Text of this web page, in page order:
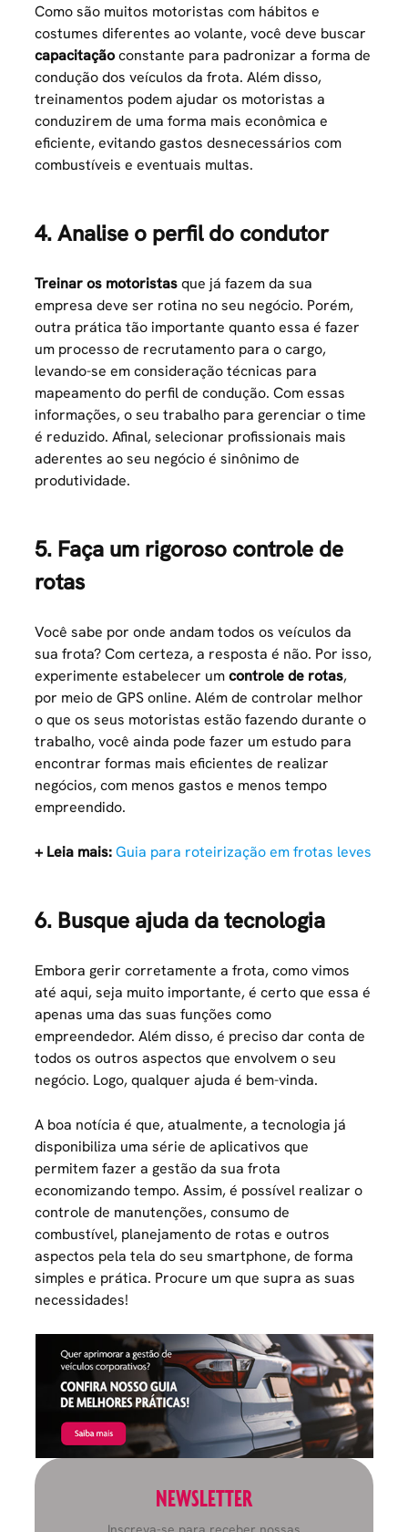
Como são muitos motoristas com hábitos e
costumes diferentes ao volante, você deve buscar
capacitaçãoconstante para padronizar a forma de
condução dos veículos da frota. Além disso,
treinamentos podem ajudar os motoristas a
conduzirem de uma forma mais econômica e
eficiente, evitando gastos desnecessários com
combustíveis e eventuais multas.
4. Analise o perfil do condutor
Treinar os motoristasque já fazem da sua
empresa deve ser rotina no seu negócio. Porém,
outra prática tão importante quanto essa é fazer
um processo de recrutamento para o cargo,
levando-se em consideração técnicas para
mapeamento do perfil de condução. Com essas
informações, o seu trabalho para gerenciar o time
é reduzido. Afinal, selecionar profissionais mais
aderentes ao seu negócio é sinônimo de
produtividade.
5. Faça um rigoroso controle de
rotas
Você sabe por onde andam todos os veículos da
sua frota? Com certeza, a resposta é não. Por isso,
experimente estabelecer umcontrole de rotas,
por meio de GPS online. Além de controlar melhor
o que os seus motoristas estão fazendo durante o
trabalho, você ainda pode fazer um estudo para
encontrar formas mais eficientes de realizar
negócios, com menos gastos e menos tempo
empreendido.
+ Leia mais:Guia para roteirização em frotas leves
6. Busque ajuda da tecnologia
Embora gerir corretamente a frota, como vimos
até aqui, seja muito importante, é certo que essa é
apenas uma das suas funções como
empreendedor. Além disso, é preciso dar conta de
todos os outros aspectos que envolvem o seu
negócio. Logo, qualquer ajuda é bem-vinda.
A boa notícia é que, atualmente, a tecnologia já
disponibiliza uma série de aplicativos que
permitem fazer a gestão da sua frota
economizando tempo. Assim, é possível realizar o
controle de manutenções, consumo de
combustível, planejamento de rotas e outros
aspectos pela tela do seu smartphone, de forma
simples e prática. Procure um que supra as suas
necessidades!
NEWSLETTER